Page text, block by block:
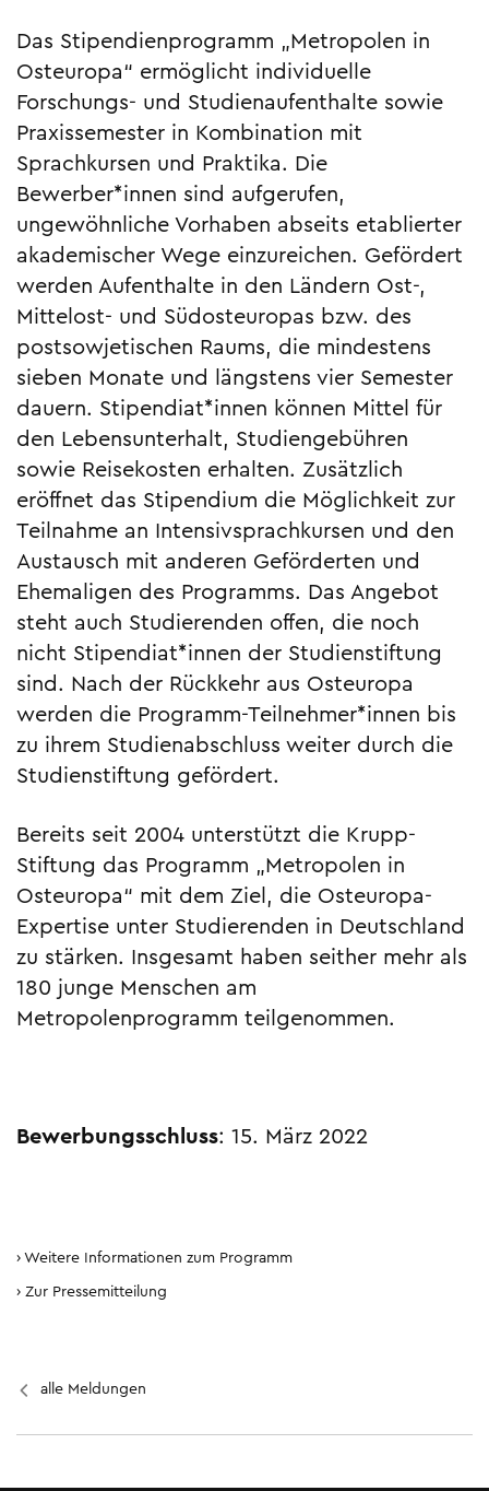
Das Stipendienprogramm „Metropolen in
Osteuropa“ ermöglicht individuelle
Forschungs- und Studienaufenthalte sowie
Praxissemester in Kombination mit
Sprachkursen und Praktika. Die
Bewerber*innen sind aufgerufen,
ungewöhnliche Vorhaben abseits etablierter
akademischer Wege einzureichen. Gefördert
werden Aufenthalte in den Ländern Ost-,
Mittelost- und Südosteuropas bzw. des
postsowjetischen Raums, die mindestens
sieben Monate und längstens vier Semester
dauern. Stipendiat*innen können Mittel für
den Lebensunterhalt, Studiengebühren
sowie Reise­kosten erhalten. Zusätzlich
eröffnet das Stipendium die Möglichkeit zur
Teilnahme an Intensivsprachkursen und den
Austausch mit anderen Geförderten und
Ehemaligen des Programms. Das Angebot
steht auch Studierenden offen, die noch
nicht Stipendiat*innen der Studienstiftung
sind. Nach der Rückkehr aus Osteuropa
werden die Programm-Teilnehmer*innen bis
zu ihrem Studienabschluss weiter durch die
Studienstiftung gefördert.
Bereits seit 2004 unterstützt die Krupp-
Stiftung das Programm „Metropolen in
Osteuropa“ mit dem Ziel, die Osteuropa-
Expertise unter Studierenden in Deutschland
zu stärken. Insgesamt haben seither mehr als
180 junge Menschen am
Metropolenprogramm teilgenommen.
Bewerbungsschluss: 15. März 2022
Weitere Informationen zum Programm
Zur Pressemitteilung
alle Meldungen